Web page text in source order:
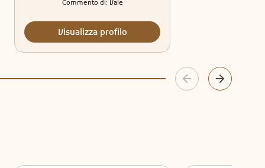
Commento di: Vale
Visualizza profilo